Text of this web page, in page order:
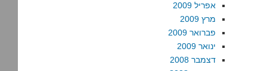
אפריל 2009
מרץ 2009
פברואר 2009
ינואר 2009
דצמבר 2008